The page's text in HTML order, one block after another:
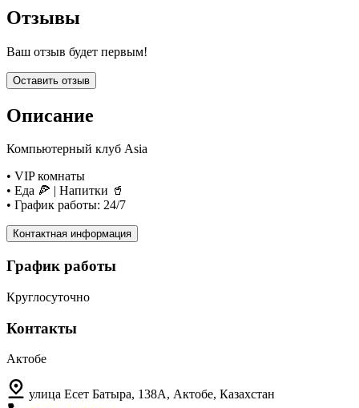
Отзывы
Ваш отзыв будет первым!
Оставить отзыв
Описание
Компьютерный клуб Asia
• VIP комнаты
• Еда 🍕 | Напитки 🥤
• График работы: 24/7
Контактная информация
График работы
Круглосуточно
Контакты
Актобе
улица Есет Батыра, 138А, Актобе, Казахстан